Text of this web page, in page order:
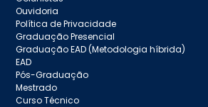
Ouvidoria
Política de Privacidade
Graduação Presencial
Graduação EAD (Metodologia híbrida)
EAD
Pós-Graduação
Mestrado
Curso Técnico